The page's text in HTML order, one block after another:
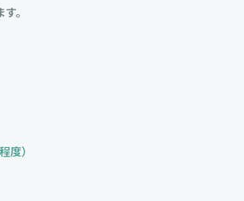
。
度）